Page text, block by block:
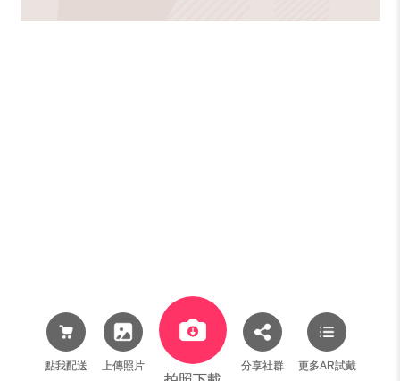
點我配送 上傳照片 分享社群 更多AR試戴